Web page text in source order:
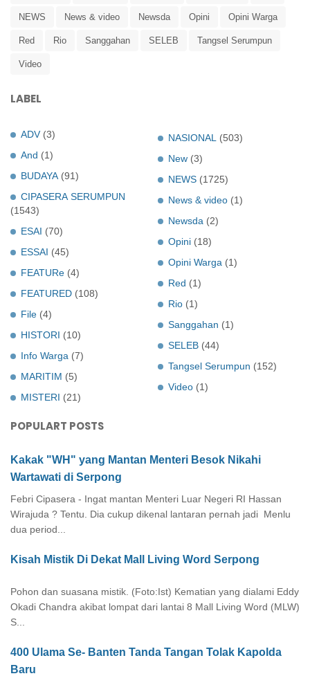
NEWS News & video Newsda Opini Opini Warga
Red Rio Sanggahan SELEB Tangsel Serumpun
Video
LABEL
ADV (3)
And (1)
BUDAYA (91)
CIPASERA SERUMPUN
(1543)
ESAI (70)
ESSAI (45)
FEATURe (4)
FEATURED (108)
File (4)
HISTORI (10)
Info Warga (7)
MARITIM (5)
MISTERI (21)
NASIONAL
(503)
New (3)
NEWS (1725)
News & video (1)
Newsda (2)
Opini (18)
Opini Warga (1)
Red (1)
Rio (1)
Sanggahan (1)
SELEB (44)
Tangsel Serumpun (152)
Video (1)
POPULART POSTS
Kakak "WH" yang Mantan Menteri Besok Nikahi
Wartawati di Serpong
Febri Cipasera - Ingat mantan Menteri Luar Negeri RI Hassan
Wirajuda ? Tentu. Dia cukup dikenal lantaran pernah jadi Menlu
dua period...
Kisah Mistik Di Dekat Mall Living Word Serpong
Pohon dan suasana mistik. (Foto:Ist) Kematian yang dialami Eddy
Okadi Chandra akibat lompat dari lantai 8 Mall Living Word (MLW)
S...
400 Ulama Se- Banten Tanda Tangan Tolak Kapolda
Baru